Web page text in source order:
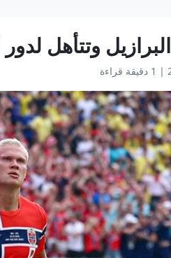
وتتأهل لدور
| 1 دقيقة قراءة